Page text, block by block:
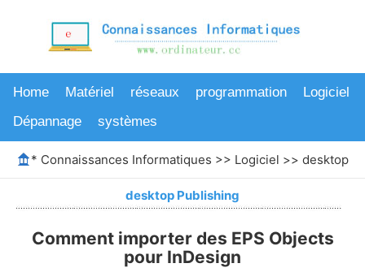
Home Matériel réseaux programmation
Logiciel
Dépannage
systèmes
* Connaissances Informatiques >> Logiciel >> desktop
desktop Publishing
Comment importer des EPS Objects
pour InDesign